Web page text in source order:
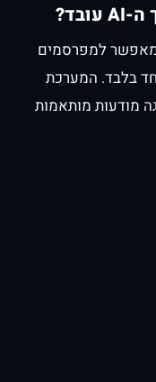
למפרסמים
בלבד. המערכת
מודעות מותאמות